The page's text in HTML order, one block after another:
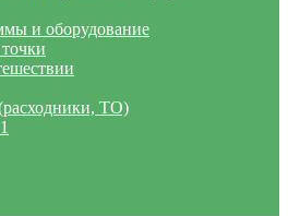
и оборудование
ТО)